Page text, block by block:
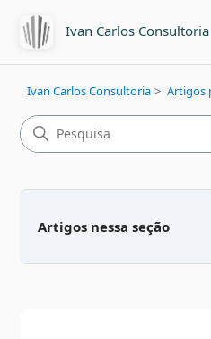
Ivan Carlos Consultoria
Ivan Carlos Consultoria Artigos
Artigos nessa seção